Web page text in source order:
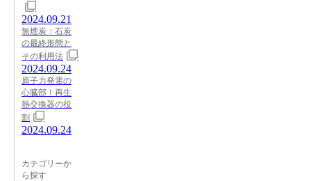
2024.09.21
無煙炭：石炭
の最終形態と
その利用法
2024.09.24
原子力発電の
心臓部！再生
熱交換器の役
割
2024.09.24
カテゴリーか
ら探す